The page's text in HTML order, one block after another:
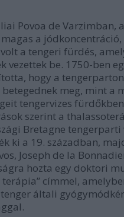
Povoa de Varzimban,
a
a tengeri fürdés,
vezettek be. 1750-ben
hogy a
meg, mint a
tengervizes
szerint a
Bretagne tengerparti
ki a 19. században,
Joseph de la
hozta egy doktori
terápia” címmel,
általi